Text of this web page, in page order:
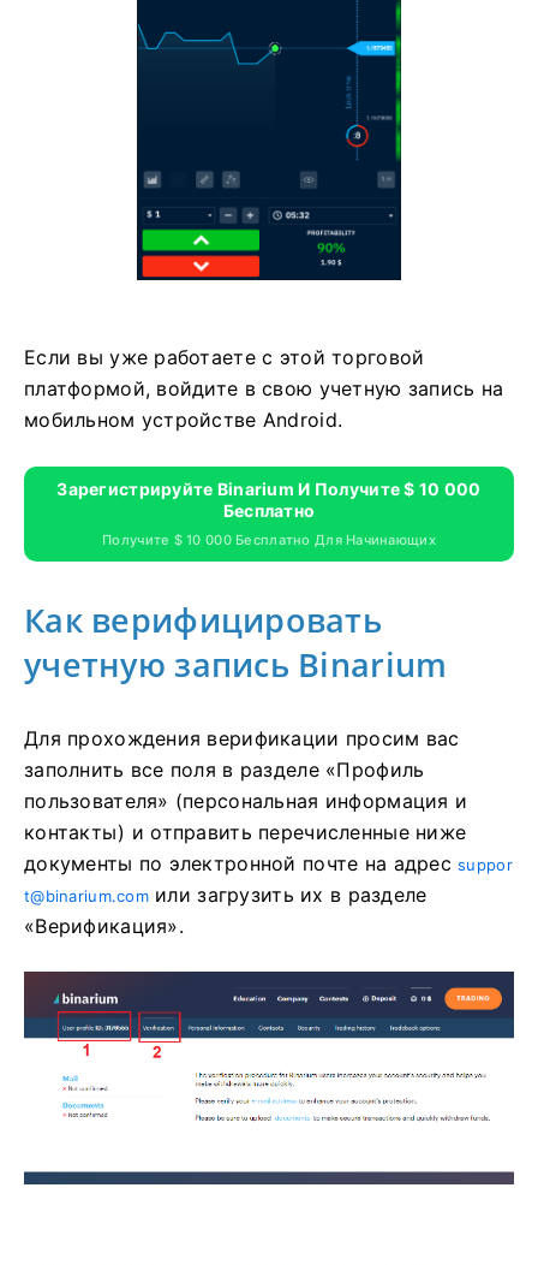
Если вы уже работаете с этой торговой
платформой, войдите в свою учетную запись на
мобильном устройстве Android.
Зарегистрируйте Binarium И Получите $ 10 000
Бесплатно
Получите $ 10 000 Бесплатно Для Начинающих
Как верифицировать
учетную запись Binarium
Для прохождения верификации просим вас
заполнить все поля в разделе «Профиль
пользователя» (персональная информация и
контакты) и отправить перечисленные ниже
документы по электронной почте на адресsuppor
t@binarium.comили загрузить их в разделе
«Верификация».